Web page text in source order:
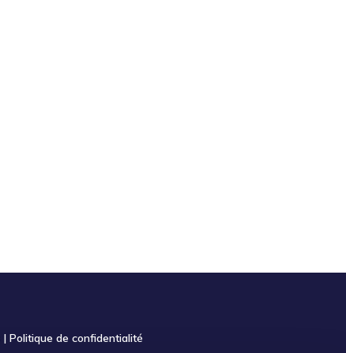
| Politique de confidentialité